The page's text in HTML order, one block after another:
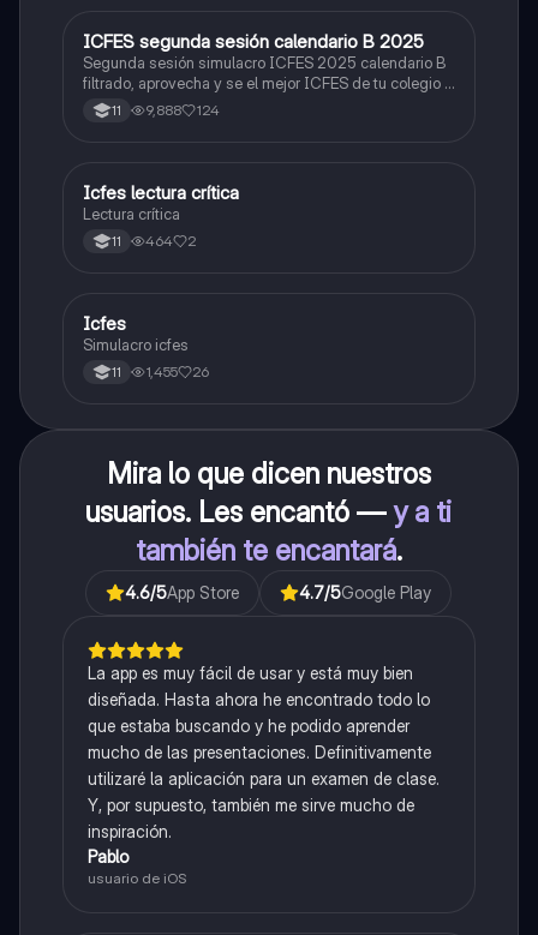
ICFES: Lectura Crítica
ICFES segunda sesión calendario B 2025
Segunda sesión simulacro ICFES 2025 calendario B
filtrado, aprovecha y se el mejor ICFES de tu colegio y
poder ingresar a universidad, y estudiar aquella
carrera con la que tanto sueñas.
11 9,888 124
Lengua Castellana
Icfes lectura crítica
Lectura crítica
11 464 2
ICFES: Sociales y Ciudadanas
Icfes
Simulacro icfes
11 1,455 26
Mira lo que dicen nuestros
usuarios. Les encantó —y a ti
también te encantará.
4.6/5App Store 4.7/5Google Play
La app es muy fácil de usar y está muy bien
diseñada. Hasta ahora he encontrado todo lo
que estaba buscando y he podido aprender
mucho de las presentaciones. Definitivamente
utilizaré la aplicación para un examen de clase.
Y, por supuesto, también me sirve mucho de
inspiración.
Pablo
usuario de iOS